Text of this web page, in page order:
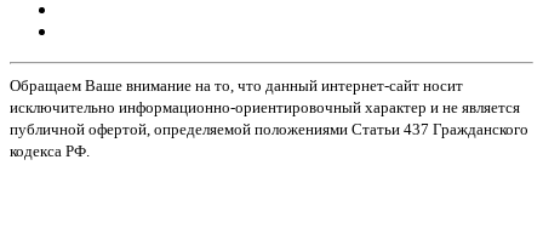
Обращаем Ваше внимание на то, что данный интернет-сайт носит
исключительно информационно-ориентировочный характер и не является
публичной офертой, определяемой положениями Статьи 437 Гражданского
кодекса РФ.